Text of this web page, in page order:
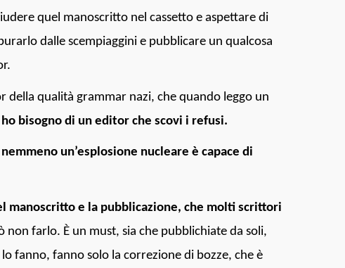
quel manoscritto nel cassetto e aspettare di
dalle scempiaggini e pubblicare un qualcosa
della qualità grammar nazi, che quando leggo un
bisogno di un editor che scovi i refusi.
un’esplosione nucleare è capace di
manoscritto e la pubblicazione, che molti scrittori
farlo. È un must, sia che pubblichiate da soli,
fanno, fanno solo la correzione di bozze, che è